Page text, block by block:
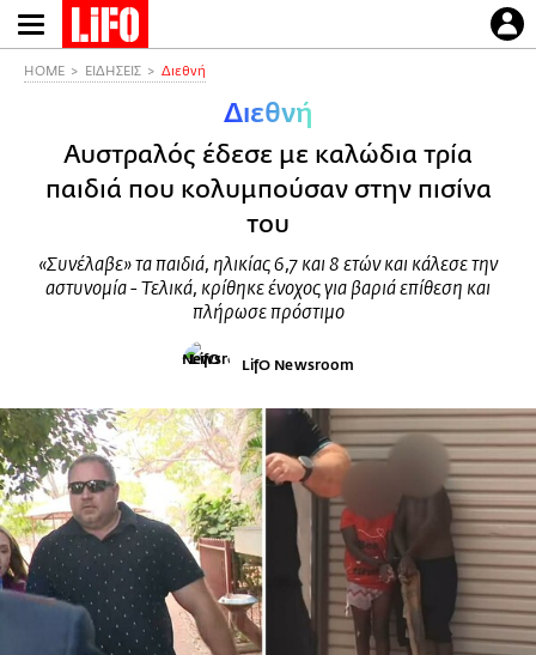
Παράκαμψη
προς
HOME ΕΙΔΗΣΕΙΣ Διεθνή
Διεθνή
Αυστραλός έδεσε με καλώδια τρία
παιδιά που κολυμπούσαν στην πισίνα
του
«Συνέλαβε» τα παιδιά, ηλικίας 6,7 και 8 ετών και κάλεσε την
αστυνομία - Τελικά, κρίθηκε ένοχος για βαριά επίθεση και
πλήρωσε πρόστιμο
LifO Newsroom